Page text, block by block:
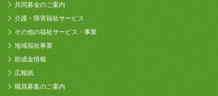
共同募金のご案内
介護・障害福祉サービス
その他の福祉サービス・事業
地域福祉事業
助成金情報
広報紙
職員募集のご案内